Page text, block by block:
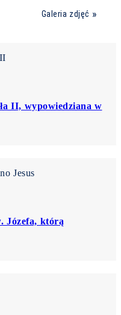
Galeria zdjęć
II, wypowiedziana w
Józefa, którą